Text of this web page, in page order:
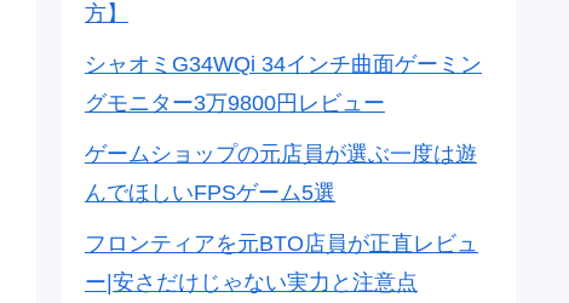
方】
シャオミG34WQi 34インチ曲面ゲーミン
グモニター3万9800円レビュー
ゲームショップの元店員が選ぶ一度は遊
んでほしいFPSゲーム5選
フロンティアを元BTO店員が正直レビュ
ー|安さだけじゃない実力と注意点